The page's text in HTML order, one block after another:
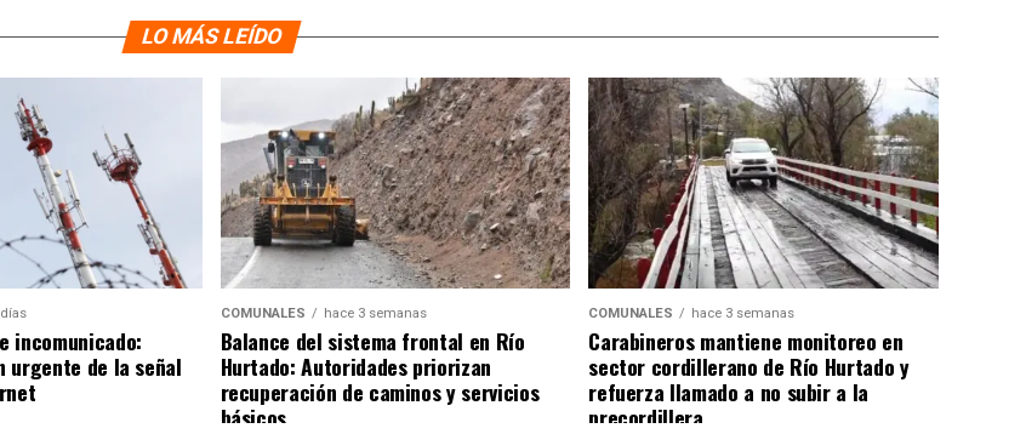
LO MÁS LEÍDO
incomunicado:
urgente de la señal
COMUNALES hace 3 semanas
Balance del sistema frontal en Río
Hurtado: Autoridades priorizan
recuperación de caminos y servicios
básicos
COMUNALES hace 3 semanas
Carabineros mantiene monitoreo en
sector cordillerano de Río Hurtado y
refuerza llamado a no subir a la
precordillera